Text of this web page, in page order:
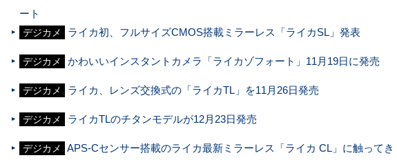
ート
デジカメ ライカ初、フルサイズCMOS搭載ミラーレス「ライカSL」発表
デジカメ かわいいインスタントカメラ「ライカゾフォート」11月19日に発売
デジカメ ライカ、レンズ交換式の「ライカTL」を11月26日発売
デジカメ ライカTLのチタンモデルが12月23日発売
デジカメ
APS-Cセンサー搭載のライカ最新ミラーレス「ライカ CL」に触ってき